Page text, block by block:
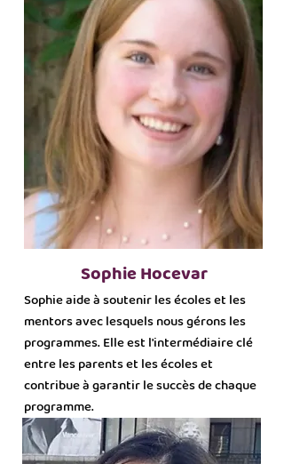
Sophie Hocevar
Sophie aide à soutenir les écoles et les
mentors avec lesquels nous gérons les
programmes. Elle est l'intermédiaire clé
entre les parents et les écoles et
contribue à garantir le succès de chaque
programme.